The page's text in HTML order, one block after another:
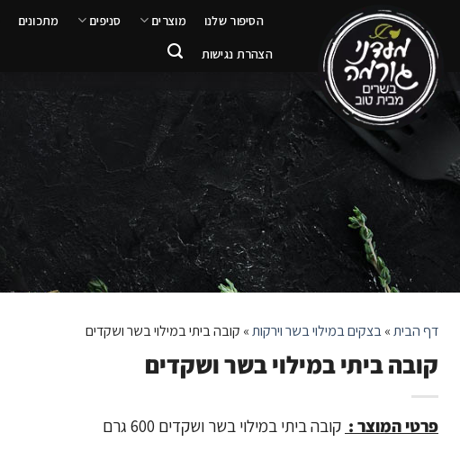
הסיפור שלנו מוצרים סניפים מתכונים
הצהרת נגישות
דף הבית»בצקים במילוי בשר וירקות» קובה ביתי במילוי בשר ושקדים
קובה ביתי במילוי בשר ושקדים
פרטי המוצר : קובה ביתי במילוי בשר ושקדים 600 גרם